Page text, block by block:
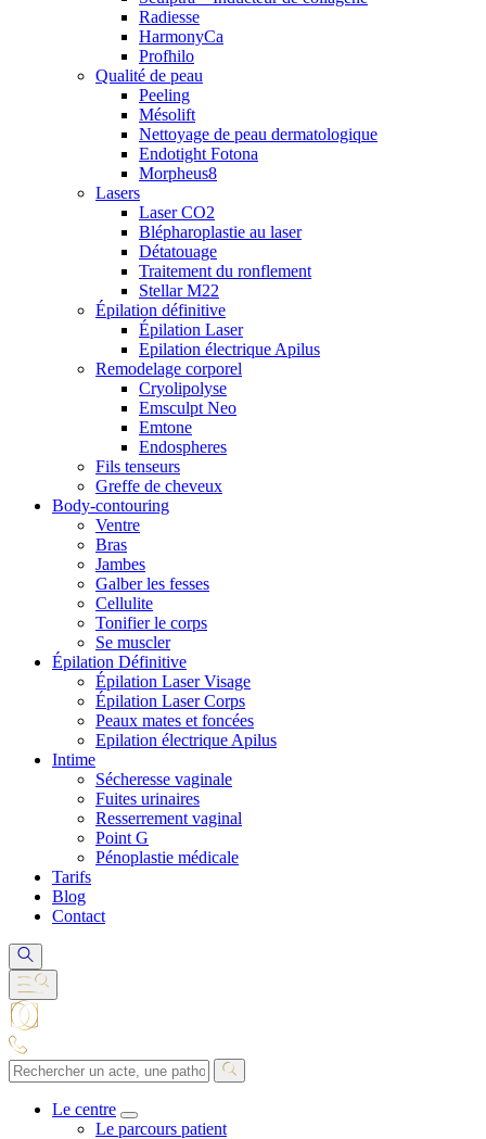
Radiesse
HarmonyCa
Profhilo
Qualité de peau
Peeling
Mésolift
Nettoyage de peau dermatologique
Endotight Fotona
Morpheus8
Lasers
Laser CO2
Blépharoplastie au laser
Détatouage
Traitement du ronflement
Stellar M22
Épilation définitive
Épilation Laser
Epilation électrique Apilus
Remodelage corporel
Cryolipolyse
Emsculpt Neo
Emtone
Endospheres
Fils tenseurs
Greffe de cheveux
Body-contouring
Ventre
Bras
Jambes
Galber les fesses
Cellulite
Tonifier le corps
Se muscler
Épilation Définitive
Épilation Laser Visage
Épilation Laser Corps
Peaux mates et foncées
Epilation électrique Apilus
Intime
Sécheresse vaginale
Fuites urinaires
Resserrement vaginal
Point G
Pénoplastie médicale
Tarifs
Blog
Contact
Le centre
Le parcours patient